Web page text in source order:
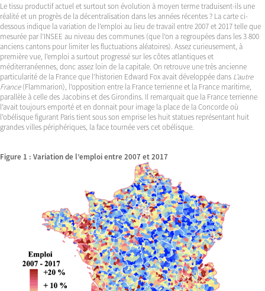
Le tissu productif actuel et surtout son évolution à moyen terme traduisent-ils une
réalité et un progrès de la décentralisation dans les années récentes ? La carte ci-
dessous indique la variation de l’emploi au lieu de travail entre 2007 et 2017 telle que
mesurée par l’INSEE au niveau des communes (que l’on a regroupées dans les 3 800
anciens cantons pour limiter les fluctuations aléatoires). Assez curieusement, à
première vue, l’emploi a surtout progressé sur les côtes atlantiques et
méditerranéennes, donc assez loin de la capitale. On retrouve une très ancienne
particularité de la France que l’historien Edward Fox avait développée dans L’autre
France(Flammarion), l’opposition entre la France terrienne et la France maritime,
parallèle à celle des Jacobins et des Girondins. Il remarquait que la France terrienne
l’avait toujours emporté et en donnait pour image la place de la Concorde où
l’obélisque figurant Paris tient sous son emprise les huit statues représentant huit
grandes villes périphériques, la face tournée vers cet obélisque.
Figure 1 : Variation de l’emploi entre 2007 et 2017